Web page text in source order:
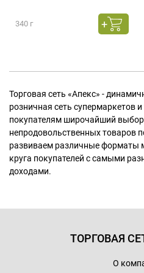
340 г
Торговая сеть «Апекс» -
розничная сеть супермаркетов
покупателям широчайший
непродовольственных товаров
развиваем различные форматы
круга покупателей с самыми
доходами.
ТОРГОВАЯ
О